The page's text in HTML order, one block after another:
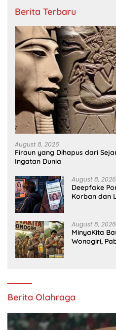
Berita Terbaru
August 8, 2026
Firaun yang Dihapus dari
Ingatan Dunia
August 8, 2026
Deepfake
Korban dan
August 8, 2026
MinyaKita
Wonogiri,
Berita Olahraga